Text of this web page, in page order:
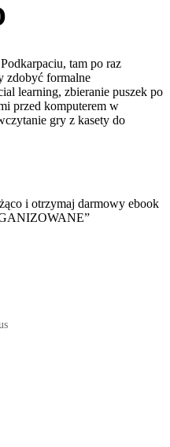
tam po raz
zdobyć formalne
learning, zbieranie puszek po
przed komputerem w
gry z kasety do
i otrzymaj darmowy ebook